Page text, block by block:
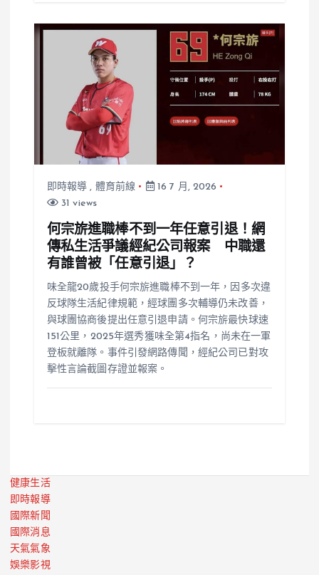
即時報導 , 體育前線
16 7 月, 2026
31 views
何宗旂進職棒不到一年任意引退！網
傳私生活爭議經紀公司報案 中職還
有誰曾被「任意引退」？
味全龍20歲投手何宗旂進職棒不到一年，因多次違
反球隊生活紀律規範，經球團多次輔導仍未改善，
與球團協商後提出任意引退申請。何宗旂最快球速
151公里，2025年選秀獲味全第4指名，尚未在一軍
登板就離隊。事件引發網路傳聞，經紀公司已對攻
擊性言論截圖存證並報案。
健康生活
即時報導
國際新聞
國際消息
天氣氣象
娛樂影視